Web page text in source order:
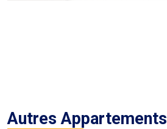
Autres Appartements